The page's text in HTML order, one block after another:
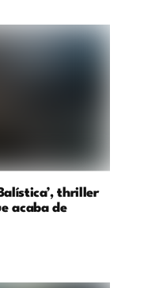
thriller
acaba de